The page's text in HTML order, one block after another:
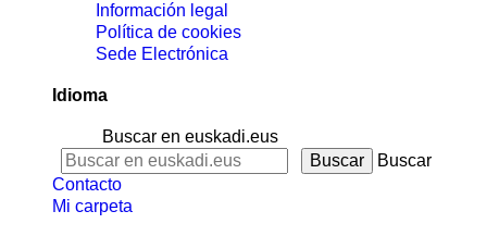
Información legal
Política de cookies
Sede Electrónica
Idioma
Buscar en euskadi.eus
Buscar
Contacto
Mi carpeta